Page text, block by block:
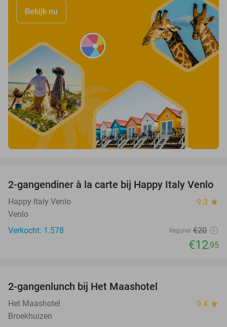
Bekijk nu
35%
2-gangendiner à la carte bij Happy Italy Venlo
Happy Italy Venlo 9.3 star
Venlo
Verkocht: 1.578
Regulier €20
€12,95
2-gangenlunch bij Het Maashotel
Het Maashotel 9.4 star
Broekhuizen